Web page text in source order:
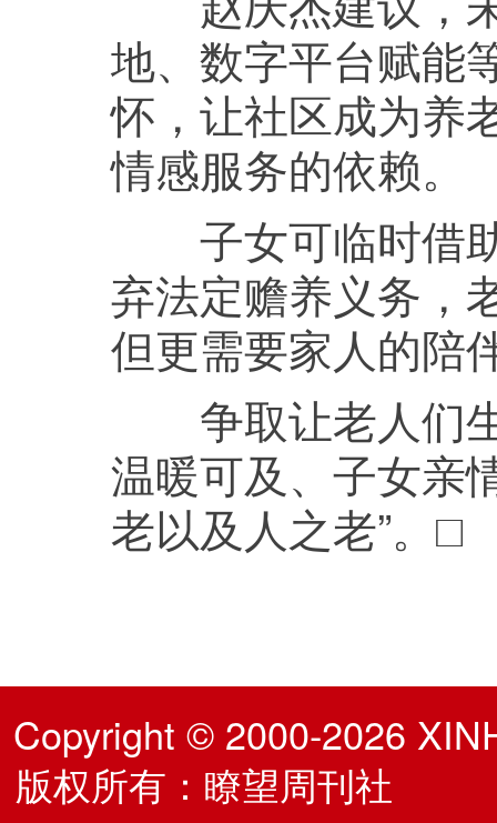
地、数字平台赋能
怀，让社区成为养
情感服务的依赖。
子女可临时借助
弃法定赡养义务，
但更需要家人的陪
争取让老人们生
温暖可及、子女亲
老以及人之老”。□
Copyright © 2000-2026
版权所有：瞭望周刊社